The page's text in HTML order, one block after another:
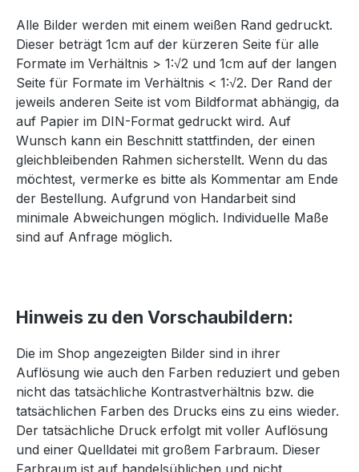
Alle Bilder werden mit einem weißen Rand gedruckt.
Dieser beträgt 1cm auf der kürzeren Seite für alle
Formate im Verhältnis > 1:√2 und 1cm auf der langen
Seite für Formate im Verhältnis < 1:√2. Der Rand der
jeweils anderen Seite ist vom Bildformat abhängig, da
auf Papier im DIN-Format gedruckt wird. Auf
Wunsch kann ein Beschnitt stattfinden, der einen
gleichbleibenden Rahmen sicherstellt. Wenn du das
möchtest, vermerke es bitte als Kommentar am Ende
der Bestellung. Aufgrund von Handarbeit sind
minimale Abweichungen möglich. Individuelle Maße
sind auf Anfrage möglich.
Hinweis zu den Vorschaubildern:
Die im Shop angezeigten Bilder sind in ihrer
Auflösung wie auch den Farben reduziert und geben
nicht das tatsächliche Kontrastverhältnis bzw. die
tatsächlichen Farben des Drucks eins zu eins wieder.
Der tatsächliche Druck erfolgt mit voller Auflösung
und einer Quelldatei mit großem Farbraum. Dieser
Farbraum ist auf handelsüblichen und nicht